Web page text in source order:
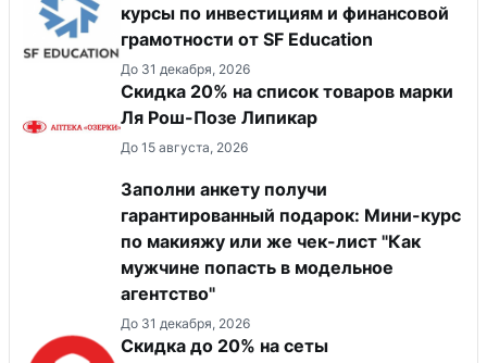
курсы по инвестициям и финансовой
грамотности от SF Education
До 31 декабря, 2026
Скидка 20% на список товаров марки
Ля Рош-Позе Липикар
До 15 августа, 2026
Заполни анкету получи
гарантированный подарок: Мини-курс
по макияжу или же чек-лист "Как
мужчине попасть в модельное
агентство"
До 31 декабря, 2026
Скидка до 20% на сеты